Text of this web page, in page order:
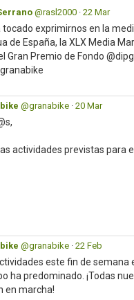
@rasl2000 · 22 Mar
tocado exprimirnos en la
de España, la XLX Media
Gran Premio de Fondo
@granabike · 20 Mar
actividades previstas para
@granabike · 22 Feb
este fin de semana
ha predominado. ¡Todas
en marcha!